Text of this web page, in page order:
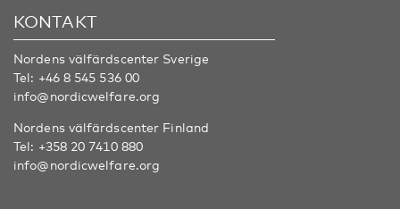
KONTAKT
Nordens välfärdscenter Sverige
Tel: +46 8 545 536 00
info@nordicwelfare.org
Nordens välfärdscenter Finland
Tel: +358 20 7410 880
info@nordicwelfare.org